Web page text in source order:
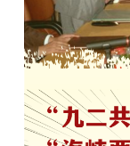
地方频道
北京
辽宁